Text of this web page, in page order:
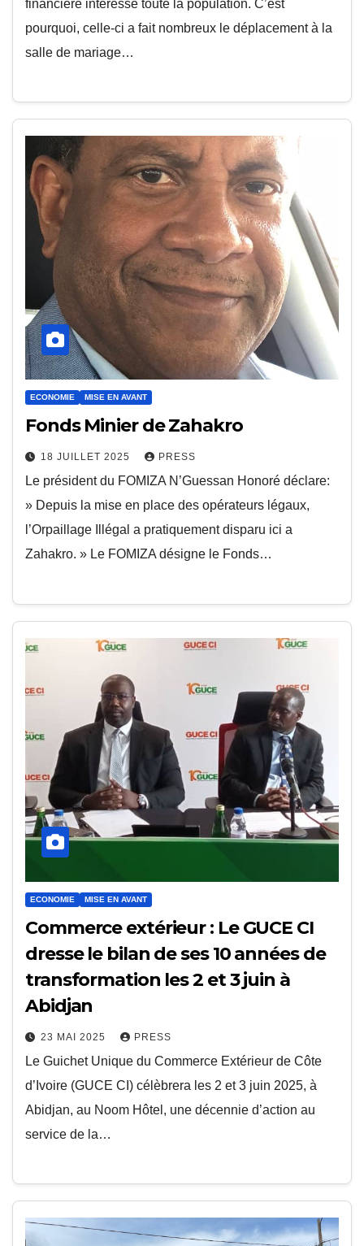
financière intéresse toute la population. C’est
pourquoi, celle-ci a fait nombreux le déplacement à la
salle de mariage…
ECONOMIE MISE EN AVANT
Fonds Minier de Zahakro
18 JUILLET 2025 PRESS
Le président du FOMIZA N’Guessan Honoré déclare:
» Depuis la mise en place des opérateurs légaux,
l’Orpaillage Illégal a pratiquement disparu ici a
Zahakro. » Le FOMIZA désigne le Fonds…
ECONOMIE MISE EN AVANT
Commerce extérieur : Le GUCE CI
dresse le bilan de ses 10 années de
transformation les 2 et 3 juin à
Abidjan
23 MAI 2025 PRESS
Le Guichet Unique du Commerce Extérieur de Côte
d’Ivoire (GUCE CI) célèbrera les 2 et 3 juin 2025, à
Abidjan, au Noom Hôtel, une décennie d’action au
service de la…